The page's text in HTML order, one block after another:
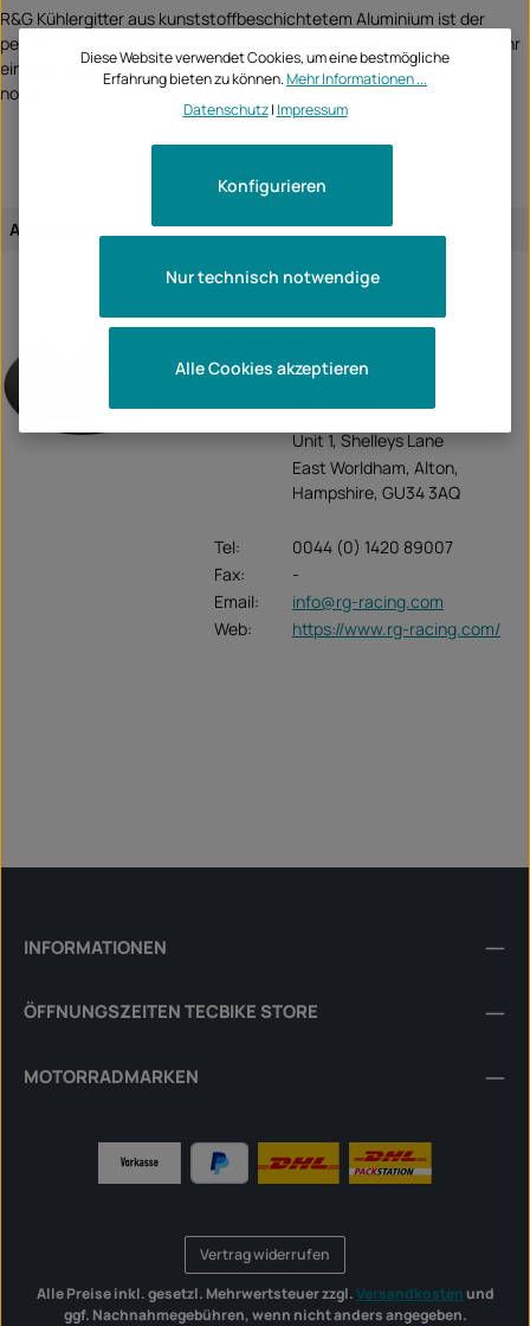
R&G Kühlergitter aus kunststoffbeschichtetem Aluminium ist der
perfekte Schutz vor Beschädigungen am Kühler. Die Montage ist sehr
einfach. Bohren oder Veränderungen am Fahrzeug sind nicht
notwendig. Der Kühlergrill ist zum Reinigen einfach abzunehmen.
Artikelzuordnung: fahrzeugspezifisch
men:
Unit 1, Shelleys Lane
East Worldham, Alton,
Hampshire, GU34 3AQ
Tel:
0044 (0) 1420 89007
Fax:
-
Email:
info@rg-racing.com
Web:
https://www.rg-racing.com/
INFORMATIONEN
ÖFFNUNGSZEITEN TECBIKE STORE
MOTORRADMARKEN
Vertrag widerrufen
Alle Preise inkl. gesetzl. Mehrwertsteuer zzgl. Versandkostenund
ggf. Nachnahmegebühren, wenn nicht anders angegeben.
Diese Website verwendet Cookies, um eine bestmögliche
Erfahrung bieten zu können.Mehr Informationen ...
Datenschutz| Impressum
Nur technisch notwendige
Konfigurieren
Alle Cookies akzeptieren